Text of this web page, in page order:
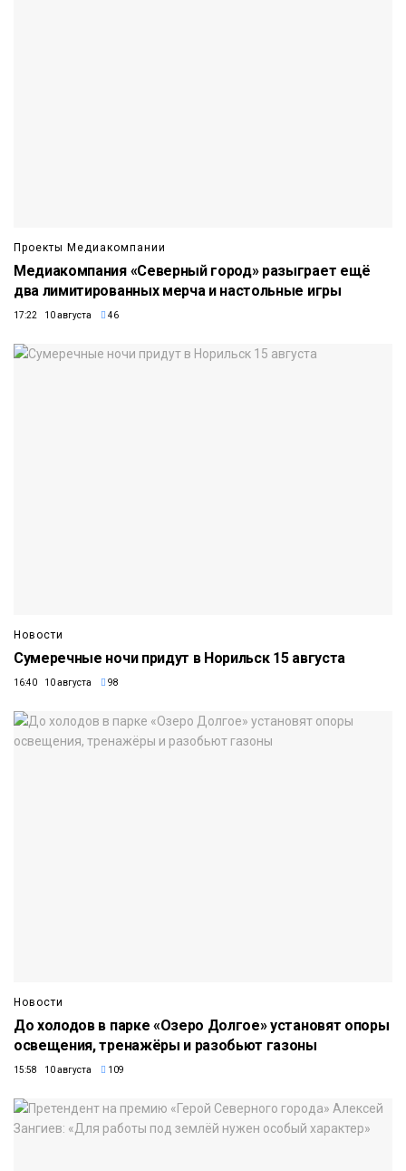
Проекты Медиакомпании
Медиакомпания «Северный город» разыграет ещё
два лимитированных мерча и настольные игры
17:22 10 августа 46
Новости
Сумеречные ночи придут в Норильск 15 августа
16:40 10 августа 98
Новости
До холодов в парке «Озеро Долгое» установят опоры
освещения, тренажёры и разобьют газоны
15:58 10 августа 109